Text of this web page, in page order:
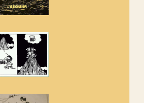
estem implicats
recuperació del refugi i